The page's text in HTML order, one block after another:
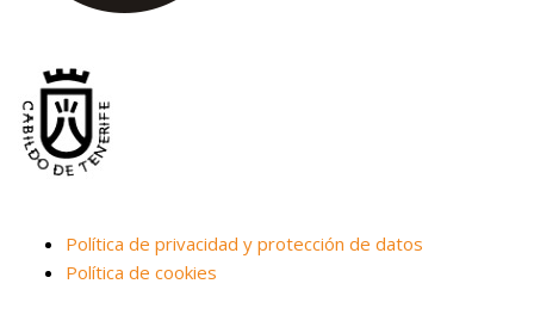
Política de privacidad y protección de datos
Política de cookies